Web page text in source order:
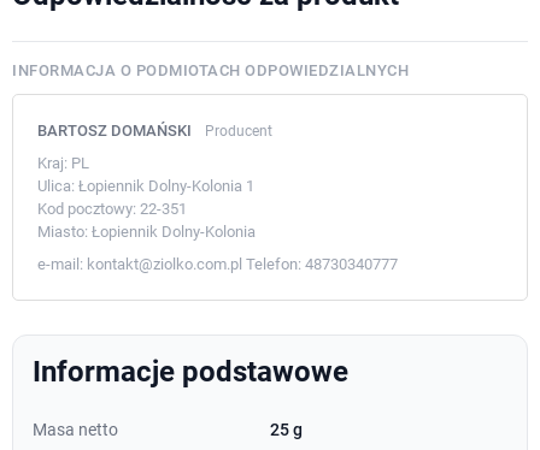
INFORMACJA O PODMIOTACH ODPOWIEDZIALNYCH
BARTOSZ DOMAŃSKI Producent
Kraj: PL
Ulica: Łopiennik Dolny-Kolonia 1
Kod pocztowy: 22-351
Miasto: Łopiennik Dolny-Kolonia
e-mail: kontakt@ziolko.com.pl Telefon: 48730340777
Informacje podstawowe
Masa netto 25 g